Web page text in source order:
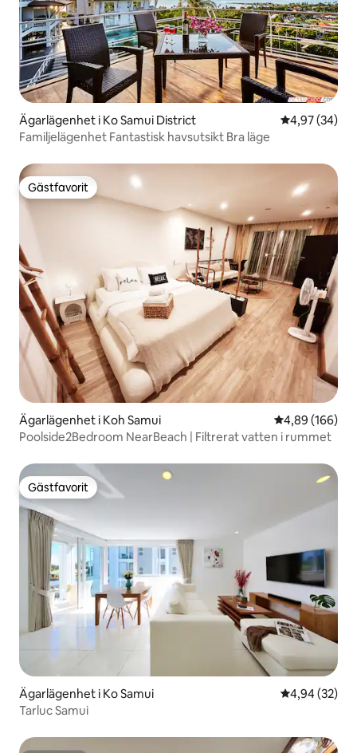
Ägarlägenhet i Ko Samui District 4,97 av 5 i
4,97 (34)
Familjelägenhet Fantastisk havsutsikt Bra läge
Gästfavorit
Gästfavorit
Ägarlägenhet i Koh Samui 4,89 av 5 i
4,89 (166)
Poolside2Bedroom NearBeach | Filtrerat vatten i rummet
Gästfavorit
Gästfavorit
Ägarlägenhet i Ko Samui 4,94 av 5 i
4,94 (32)
Tarluc Samui